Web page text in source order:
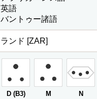
英語
バントゥー諸語
ランド [ZAR]
D (B3) M N